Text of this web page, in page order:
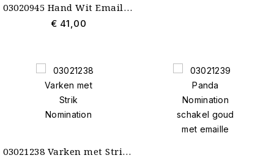
03020945 Hand Wit Emaille Nomination
€ 41,00
03021238 Varken met Strik Nomination